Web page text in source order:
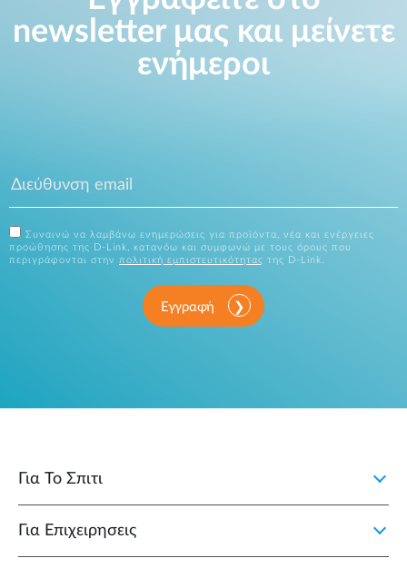
newsletter μας και μείνετε
ενήμεροι
Συναινώ να λαμβάνω ενημερώσεις για προϊόντα, νέα και ενέργειες
προώθησης της D-Link, κατανόω και συμφωνώ με τους όρους που
περιγράφονται στην πολιτική εμπιστευτικότητας της D-Link.
Εγγραφή
Για Το Σπιτι
Για Επιχειρησεις